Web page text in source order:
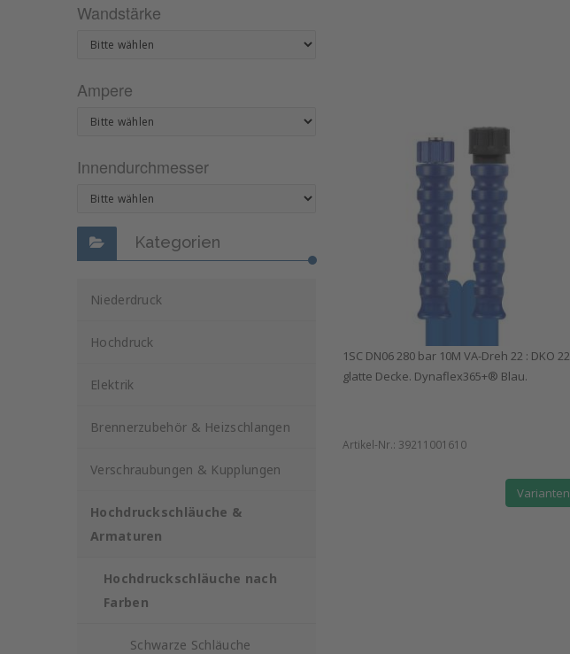
Wandstärke
Ampere
Innendurchmesser
Kategorien
Niederdruck
Hochdruck
Elektrik
Brennerzubehör & Heizschlangen
Verschraubungen & Kupplungen
Hochdruckschläuche &
Armaturen
Hochdruckschläuche nach
Farben
Schwarze Schläuche
1SC DN06 280 bar 10M VA-Dreh 22 : DKO 22
glatte Decke. Dynaflex365+® Blau.
Artikel-Nr.: 39211001610
Varianten